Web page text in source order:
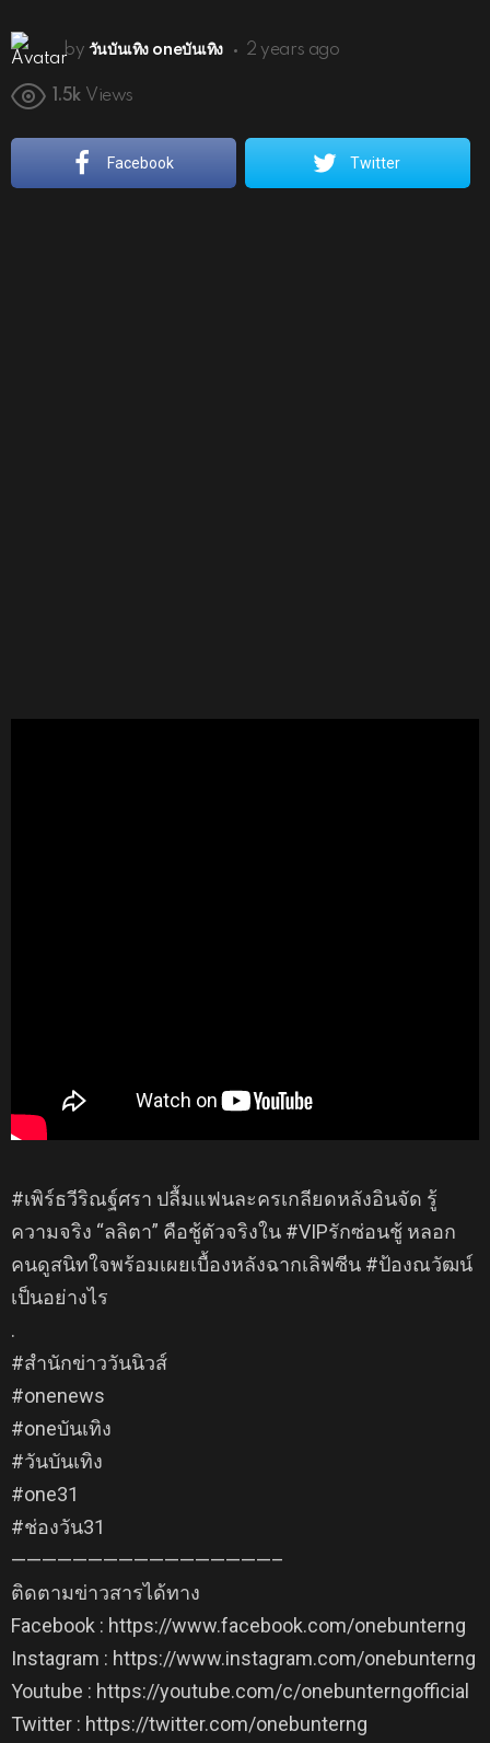
by วันบันเทิง oneบันเทิง 2 years ago
1.5k Views
Facebook Twitter
#เพิร์ธวีริณฐ์ศรา ปลื้มแฟนละครเกลียดหลังอินจัด รู้
ความจริง “ลลิตา” คือชู้ตัวจริงใน #VIPรักซ่อนชู้ หลอก
คนดูสนิทใจพร้อมเผยเบื้องหลังฉากเลิฟซีน #ป้องณวัฒน์
เป็นอย่างไร
.
#สำนักข่าววันนิวส์
#onenews
#oneบันเทิง
#วันบันเทิง
#one31
#ช่องวัน31
—————————————————–
ติดตามข่าวสารได้ทาง
Facebook : https://www.facebook.com/onebunterng
Instagram : https://www.instagram.com/onebunterng
Youtube : https://youtube.com/c/onebunterngofficial
Twitter : https://twitter.com/onebunterng